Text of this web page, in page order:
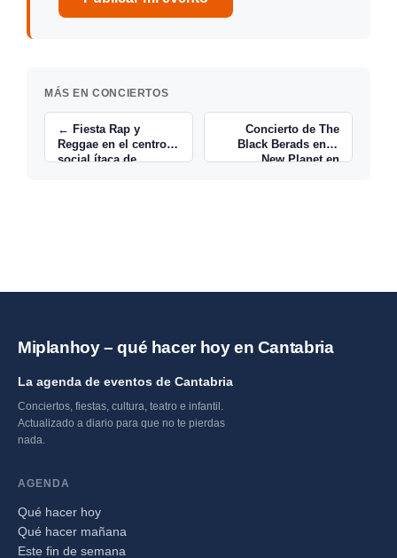
MÁS EN CONCIERTOS
← Fiesta Rap y
Reggae en el centro
social ítaca de
Concierto de The
Black Berads en el
New Planet en
Miplanhoy – qué hacer hoy en Cantabria
La agenda de eventos de Cantabria
Conciertos, fiestas, cultura, teatro e infantil.
Actualizado a diario para que no te pierdas
nada.
AGENDA
Qué hacer hoy
Qué hacer mañana
Este fin de semana